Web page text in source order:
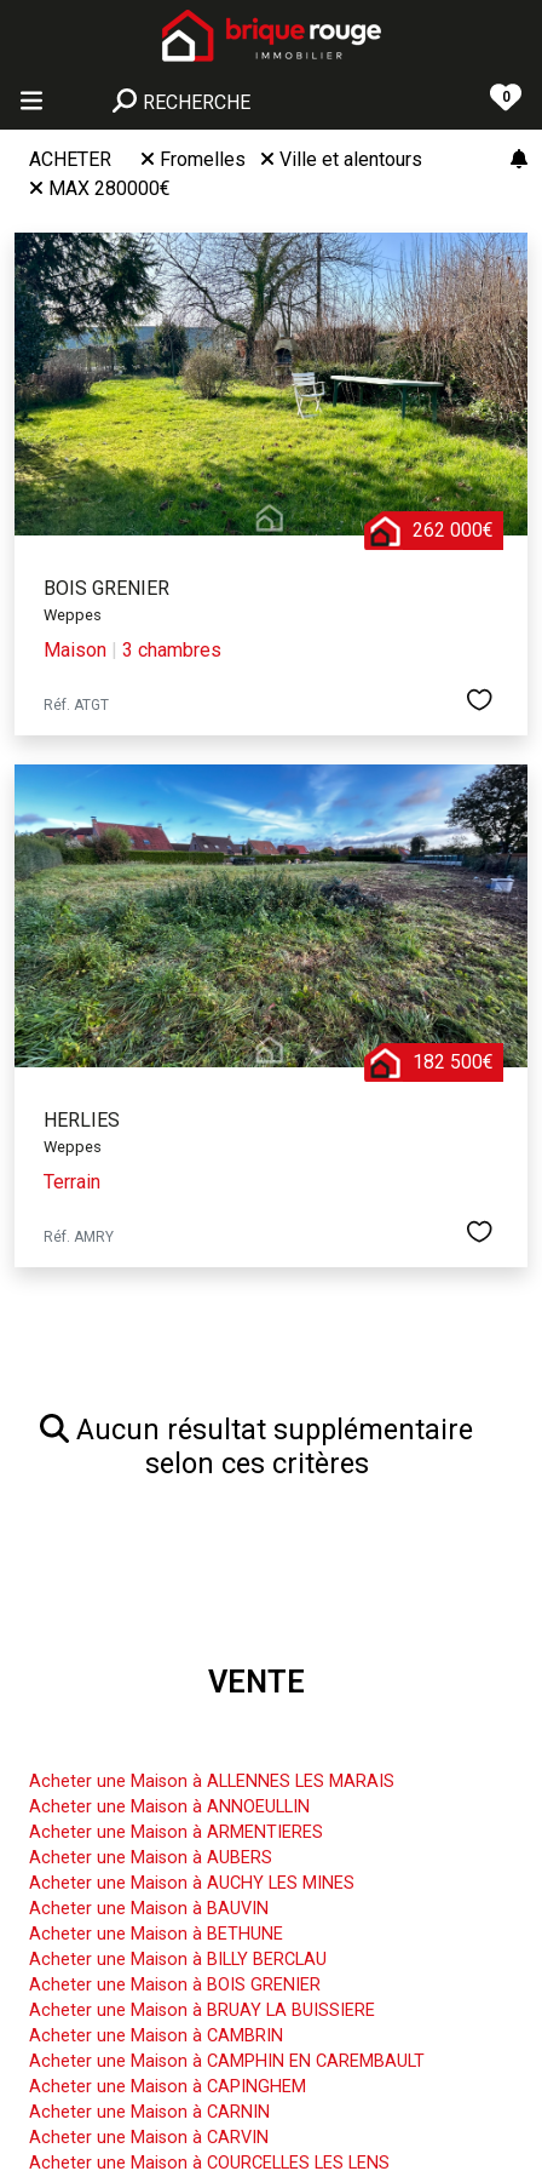
RECHERCHE 0
ACHETER Fromelles
Ville et alentours
MAX 280000€
262 000€
BOIS GRENIER
Weppes
Maison | 3 chambres
Réf. ATGT
182 500€
HERLIES
Weppes
Terrain
Réf. AMRY
Aucun résultat supplémentaire
selon ces critères
VENTE
Acheter une Maison à ALLENNES LES MARAIS
Acheter une Maison à ANNOEULLIN
Acheter une Maison à ARMENTIERES
Acheter une Maison à AUBERS
Acheter une Maison à AUCHY LES MINES
Acheter une Maison à BAUVIN
Acheter une Maison à BETHUNE
Acheter une Maison à BILLY BERCLAU
Acheter une Maison à BOIS GRENIER
Acheter une Maison à BRUAY LA BUISSIERE
Acheter une Maison à CAMBRIN
Acheter une Maison à CAMPHIN EN CAREMBAULT
Acheter une Maison à CAPINGHEM
Acheter une Maison à CARNIN
Acheter une Maison à CARVIN
Acheter une Maison à COURCELLES LES LENS